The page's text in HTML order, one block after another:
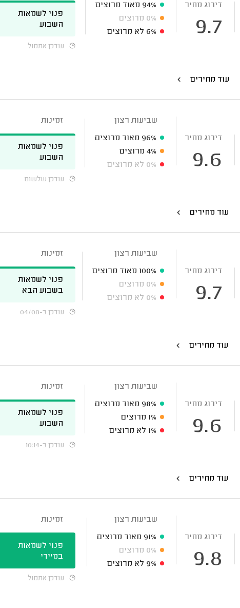
דירוג מחיר
9.7
94% מאוד מרוצים
0% מרוצים
6% לא מרוצים
פנוי לשמאות
השבוע
עודכן אתמול
עוד מחירים
דירוג מחיר
9.6
שביעות רצון
96% מאוד מרוצים
4% מרוצים
0% לא מרוצים
זמינות
פנוי לשמאות
השבוע
עודכן שלשום
עוד מחירים
דירוג מחיר
9.7
שביעות רצון
100% מאוד מרוצים
0% מרוצים
0% לא מרוצים
זמינות
פנוי לשמאות
בשבוע הבא
עודכן ב-04/08
עוד מחירים
דירוג מחיר
9.6
שביעות רצון
98% מאוד מרוצים
1% מרוצים
1% לא מרוצים
זמינות
פנוי לשמאות
השבוע
עודכן ב-10:14
עוד מחירים
דירוג מחיר
9.8
שביעות רצון
91% מאוד מרוצים
0% מרוצים
9% לא מרוצים
זמינות
פנוי לשמאות
במיידי
עודכן אתמול